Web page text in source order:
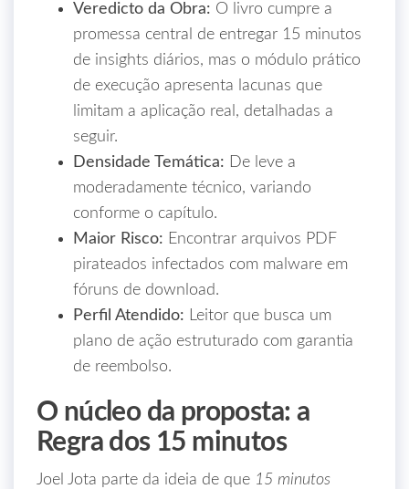
Veredicto da Obra: O livro cumpre a
promessa central de entregar 15 minutos
de insights diários, mas o módulo prático
de execução apresenta lacunas que
limitam a aplicação real, detalhadas a
seguir.
Densidade Temática: De leve a
moderadamente técnico, variando
conforme o capítulo.
Maior Risco: Encontrar arquivos PDF
pirateados infectados com malware em
fóruns de download.
Perfil Atendido: Leitor que busca um
plano de ação estruturado com garantia
de reembolso.
O núcleo da proposta: a
Regra dos 15 minutos
Joel Jota parte da ideia de que 15 minutos